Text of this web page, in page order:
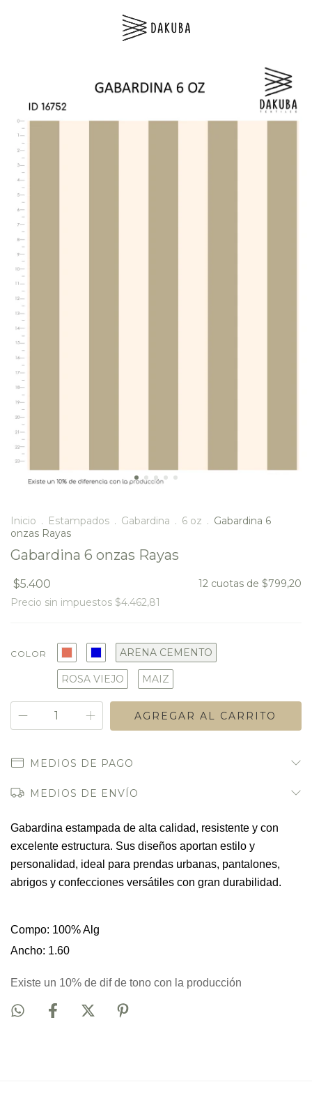
Inicio . Estampados . Gabardina . 6 oz . Gabardina 6
onzas Rayas
Gabardina 6 onzas Rayas
$5.400 12 cuotas de $799,20
Precio sin impuestos $4.462,81
COLOR ARENA CEMENTO
ROSA VIEJO MAIZ
MEDIOS DE PAGO
MEDIOS DE ENVÍO
Gabardina estampada de alta calidad, resistente y con
excelente estructura. Sus diseños aportan estilo y
personalidad, ideal para prendas urbanas, pantalones,
abrigos y confecciones versátiles con gran durabilidad.
Compo: 100% Alg
Ancho: 1.60
Existe un 10% de dif de tono con la producción